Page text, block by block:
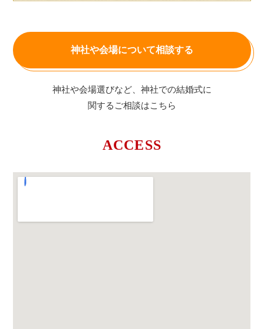
神社や会場について相談する
神社や会場選びなど、神社での結婚式に
関するご相談はこちら
ACCESS